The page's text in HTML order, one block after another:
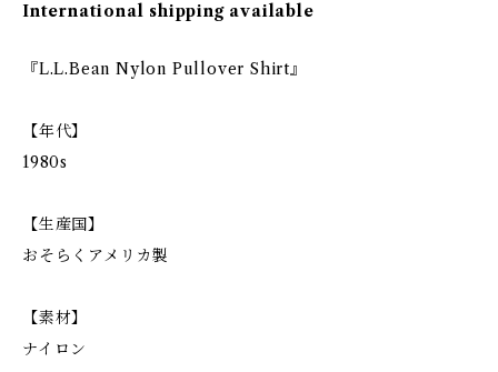
International shipping available
『L.L.Bean Nylon Pullover Shirt』
【年代】
1980s
【生産国】
おそらくアメリカ製
【素材】
ナイロン